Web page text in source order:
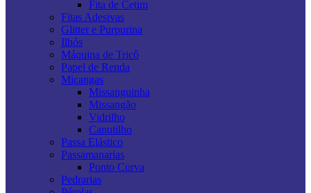
Fita de Cetim
Fitas Adesivas
Glitter e Purpurina
Ilhós
Máquina de Tricô
Papel de Renda
Miçangas
Missanguinha
Missangão
Vidrilho
Canutilho
Passa Elástico
Passamanarias
Ponto Curva
Pedrarias